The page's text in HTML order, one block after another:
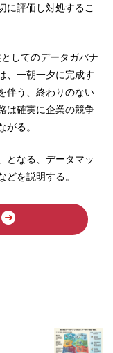
に評価し対処するこ
してのデータガバナ
、一朝一夕に完成す
伴う、終わりのない
は確実に企業の競争
る。
となる、データマッ
を説明する。